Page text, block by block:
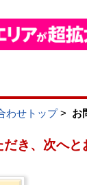
わせトップ> お
き、次へと